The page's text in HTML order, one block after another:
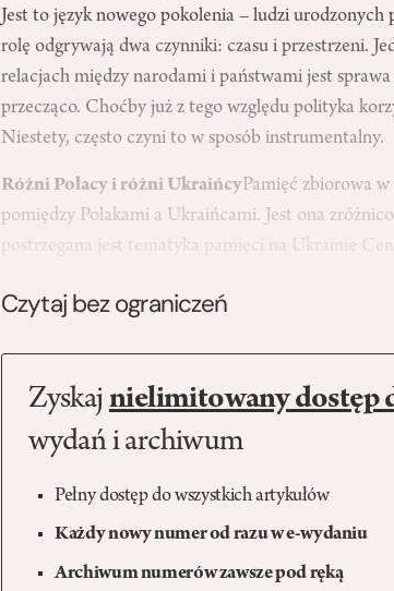
Jest to język nowego pokolenia – ludzi
rolę odgrywają dwa czynniki: czasu i przestrzeni.
relacjach między narodami i państwami jest
przecząco. Choćby już z tego względu polityka
Niestety, często czyni to w sposób instrumentalny.
Różni Polacy i różni UkraińcyPamięć zbiorowa
pomiędzy Polakami a Ukraińcami. Jest ona
postrzegana jest tematyka pamięci na Ukrainie
Czytaj bez ograniczeń
Zyskaj nielimitowany dostęp
wydań i archiwum
Pełny dostęp do wszystkich artykułów
Każdy nowy numer od razu w e-wydaniu
Archiwum numerów zawsze pod ręką